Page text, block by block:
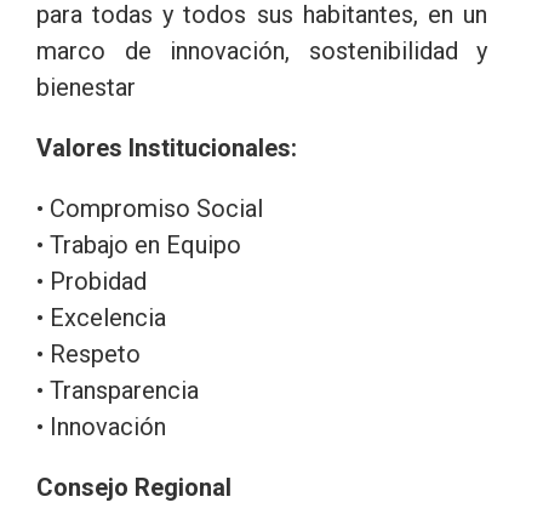
para todas y todos sus habitantes, en un
marco de innovación, sostenibilidad y
bienestar
Valores Institucionales:
• Compromiso Social
• Trabajo en Equipo
• Probidad
• Excelencia
• Respeto
• Transparencia
• Innovación
Consejo Regional